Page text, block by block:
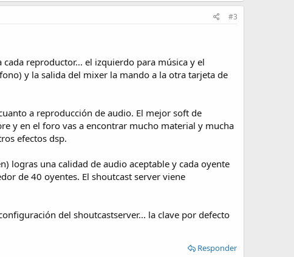
#3
reproductor... el izquierdo para música y el
y la salida del mixer la mando a la otra tarjeta de
a reproducción de audio. El mejor soft de
y en el foro vas a encontrar mucho material y mucha
efectos dsp.
logras una calidad de audio aceptable y cada oyente
de 40 oyentes. El shoutcast server viene
del shoutcastserver... la clave por defecto
Responder